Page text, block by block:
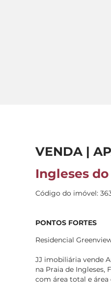
VENDA |
Ingleses
Código do imóvel:
PONTOS FORTES
Residencial
JJ imobiliária vende
na Praia de Ingleses,
com área total e área